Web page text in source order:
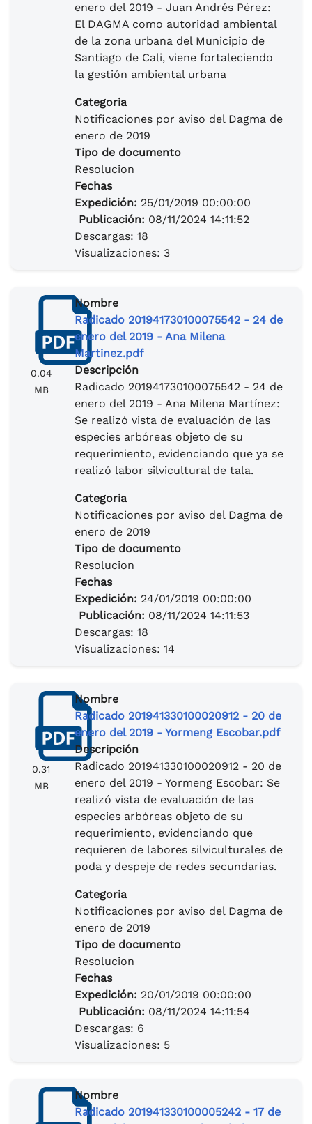
enero del 2019 - Juan Andrés Pérez:
El DAGMA como autoridad ambiental
de la zona urbana del Municipio de
Santiago de Cali, viene fortaleciendo
la gestión ambiental urbana
Categoria
Notificaciones por aviso del Dagma de
enero de 2019
Tipo de documento
Resolucion
Fechas
Expedición: 25/01/2019 00:00:00
Publicación: 08/11/2024 14:11:52
Descargas: 18
Visualizaciones: 3
0.04
MB
Nombre
Radicado 201941730100075542 - 24 de
enero del 2019 - Ana Milena
Martinez.pdf
Descripción
Radicado 201941730100075542 - 24 de
enero del 2019 - Ana Milena Martínez:
Se realizó vista de evaluación de las
especies arbóreas objeto de su
requerimiento, evidenciando que ya se
realizó labor silvicultural de tala.
Categoria
Notificaciones por aviso del Dagma de
enero de 2019
Tipo de documento
Resolucion
Fechas
Expedición: 24/01/2019 00:00:00
Publicación: 08/11/2024 14:11:53
Descargas: 18
Visualizaciones: 14
0.31
MB
Nombre
Radicado 201941330100020912 - 20 de
enero del 2019 - Yormeng Escobar.pdf
Descripción
Radicado 201941330100020912 - 20 de
enero del 2019 - Yormeng Escobar: Se
realizó vista de evaluación de las
especies arbóreas objeto de su
requerimiento, evidenciando que
requieren de labores silviculturales de
poda y despeje de redes secundarias.
Categoria
Notificaciones por aviso del Dagma de
enero de 2019
Tipo de documento
Resolucion
Fechas
Expedición: 20/01/2019 00:00:00
Publicación: 08/11/2024 14:11:54
Descargas: 6
Visualizaciones: 5
Nombre
Radicado 201941330100005242 - 17 de